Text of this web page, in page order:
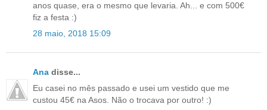
anos quase, era o mesmo que levaria. Ah... e com 500€
fiz a festa :)
28 maio, 2018 15:09
Ana disse...
Eu casei no mês passado e usei um vestido que me
custou 45€ na Asos. Não o trocava por outro! :)